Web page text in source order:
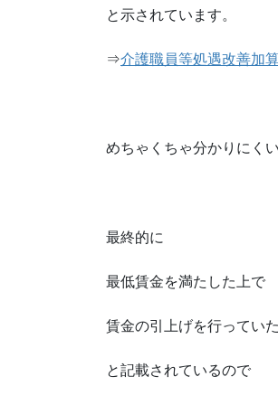
と示されています。
⇒介護職員等処遇改善加
めちゃくちゃ分かりにく
最終的に
最低賃金を満たした上で
賃金の引上げを行ってい
と記載されているので